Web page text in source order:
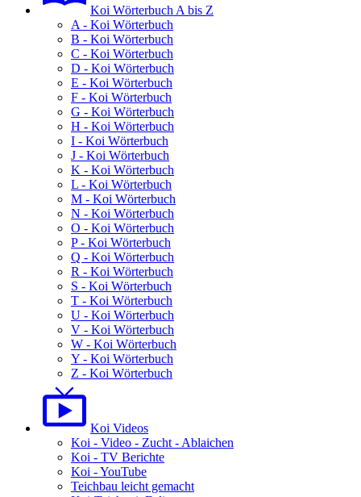
Koi Wörterbuch A bis Z
A - Koi Wörterbuch
B - Koi Wörterbuch
C - Koi Wörterbuch
D - Koi Wörterbuch
E - Koi Wörterbuch
F - Koi Wörterbuch
G - Koi Wörterbuch
H - Koi Wörterbuch
I - Koi Wörterbuch
J - Koi Wörterbuch
K - Koi Wörterbuch
L - Koi Wörterbuch
M - Koi Wörterbuch
N - Koi Wörterbuch
O - Koi Wörterbuch
P - Koi Wörterbuch
Q - Koi Wörterbuch
R - Koi Wörterbuch
S - Koi Wörterbuch
T - Koi Wörterbuch
U - Koi Wörterbuch
V - Koi Wörterbuch
W - Koi Wörterbuch
Y - Koi Wörterbuch
Z - Koi Wörterbuch
Koi Videos
Koi - Video - Zucht - Ablaichen
Koi - TV Berichte
Koi - YouTube
Teichbau leicht gemacht